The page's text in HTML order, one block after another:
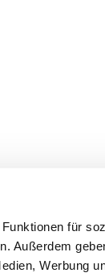
für
Außerdem
Werbung